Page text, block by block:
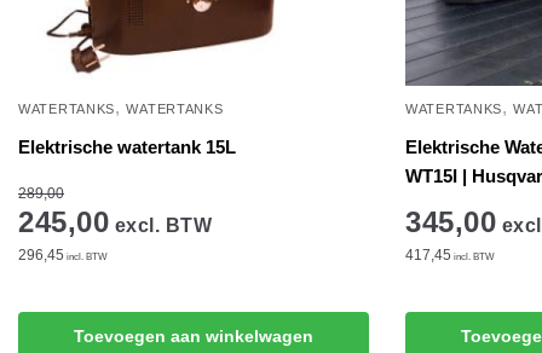
WATERTANKS,WATERTANKS
Elektrische watertank 15L
289,00
245,00 excl. BTW
296,45 incl. BTW
Toevoegen aan winkelwagen
WATERTANKS,
Elektrische
WT15I |
345,00
417,45 incl. BTW